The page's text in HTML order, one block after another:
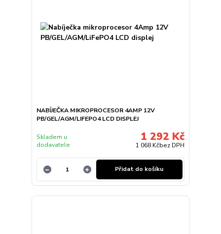
NABÍJEČKA MIKROPROCESOR 4AMP 12V
PB/GEL/AGM/LIFEPO4 LCD DISPLEJ
1 292 Kč
1 068 Kčbez DPH
Skladem u
dodavatele
Přidat do košíku